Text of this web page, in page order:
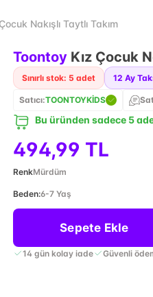
Nakışlı Taytlı Takım
Toontoy Kız Çocuk
Sınırlı stok: 5 adet 12 Ay
Satıcı:TOONTOYKİDS
Bu üründen sadece 5
494,99 TL
RenkMürdüm
Beden:6-7 Yaş
Sepete Ekle
14 gün kolay iade Güvenli